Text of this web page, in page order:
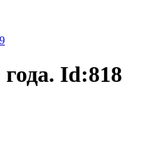
Id:818